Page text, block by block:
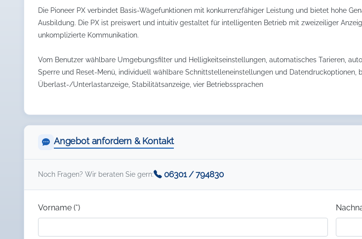
Die Pioneer PX verbindet Basis-Wägefunktionen mit konkurrenzfähiger Leistung und bietet hohe
Ausbildung. Die PX ist preiswert und intuitiv gestaltet für intelligenten Betrieb mit zweizeiliger
unkomplizierte Kommunikation.
Vom Benutzer wählbare Umgebungsfilter und Helligkeitseinstellungen, automatisches Tarieren,
Sperre und Reset-Menü, individuell wählbare Schnittstelleneinstellungen und Datendruckoptionen,
Überlast-/Unterlastanzeige, Stabilitätsanzeige, vier Betriebssprachen
Angebot anfordern & Kontakt
Noch Fragen? Wir beraten Sie gern: 06301 / 794830
Vorname (*)